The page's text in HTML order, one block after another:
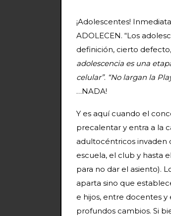
¡Adolescentes!
ADOLECEN. “Los
definición, cierto
adolescencia es una
celular”. “No largan la
…NADA!
Y es aquí cuando el
precalentar y entra a la
adultocéntricos invaden
escuela, el club y hasta
para no dar el asiento).
aparta sino que
e hijos, entre docentes y
profundos cambios. Si